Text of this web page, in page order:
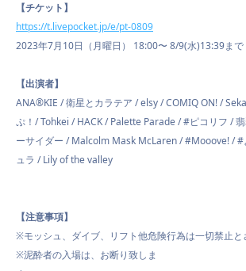
【チケット】
https://t.livepocket.jp/e/pt-0809
2023年7月10日（月曜日） 18:00〜 8/9(水)13:39まで
【出演者】
ANA®︎KIE / 衛星とカラテア / elsy / COMIQ ON! /
ぷ！/ Tohkei / HACK / Palette Parade / #ピコリフ /
ーサイダー / Malcolm Mask McLaren / #Mooove! / #
ュラ / Lily of the valley
【注意事項】
※モッシュ、ダイブ、リフト他危険行為は一切禁止と
※泥酔者の入場は、お断り致しま